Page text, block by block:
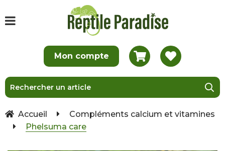
Accueil
Compléments calcium et vitamines
Phelsuma care